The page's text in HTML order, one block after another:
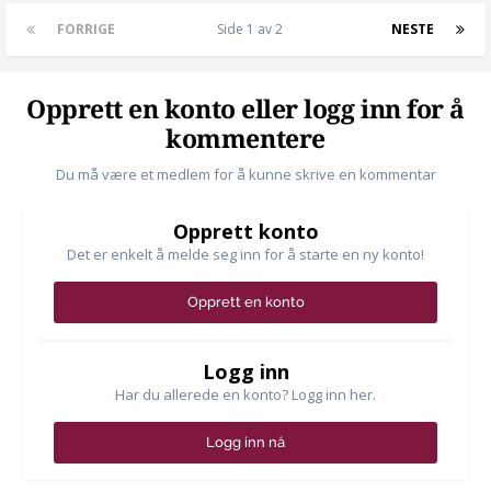
FORRIGE NESTE
Side 1 av 2
Opprett en konto eller logg inn for å
kommentere
Du må være et medlem for å kunne skrive en kommentar
Opprett konto
Det er enkelt å melde seg inn for å starte en ny konto!
Opprett en konto
Logg inn
Har du allerede en konto? Logg inn her.
Logg inn nå